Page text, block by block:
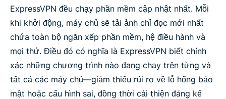
ExpressVPN đều chạy phần mềm cập nhật nhất. Mỗi
khi khởi động, máy chủ sẽ tải ảnh chỉ đọc mới nhất
chứa toàn bộ ngăn xếp phần mềm, hệ điều hành và
mọi thứ. Điều đó có nghĩa là ExpressVPN biết chính
xác những chương trình nào đang chạy trên từng và
tất cả các máy chủ—giảm thiểu rủi ro về lỗ hổng bảo
mật hoặc cấu hình sai, đồng thời cải thiện đáng kể